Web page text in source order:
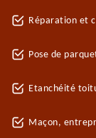
Réparation et
Pose de
Etanchéité
Maçon,